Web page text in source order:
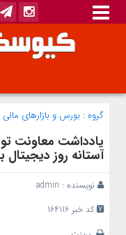
گروه : بورس و بازار‌های مالی
یادداشت معاونت
آستانه روز دیجیتال
نویسنده : admin
کد خبر 164116